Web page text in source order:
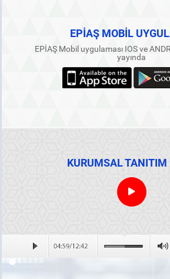
EPİAŞ MOBİL
EPİAŞ Mobil uygulaması IOS ve
yayında
KURUMSAL TANITIM